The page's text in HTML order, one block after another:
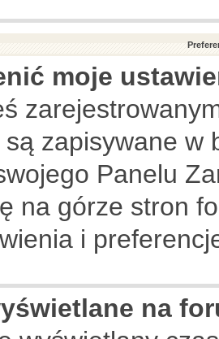
moje
zapisywane w
Panelu
na górze stron
i
na